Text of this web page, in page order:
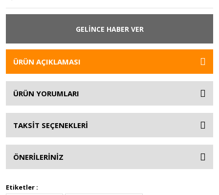
GELİNCE HABER VER
ÜRÜN AÇIKLAMASI
ÜRÜN YORUMLARI
TAKSİT SEÇENEKLERİ
ÖNERİLERİNİZ
Etiketler :